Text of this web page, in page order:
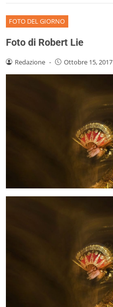
FOTO DEL GIORNO
Foto di Robert Lie
Redazione - Ottobre 15, 2017